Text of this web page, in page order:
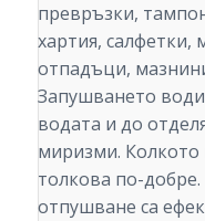
превръзки,
хартия,
отпадъци,
Запушването
водата и до
миризми.
толкова по-
отпушване са